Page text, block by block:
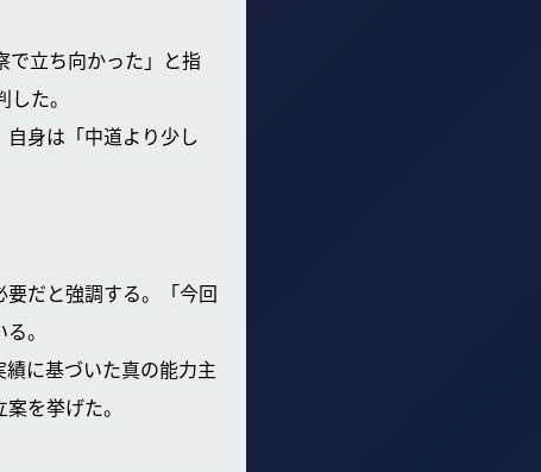
で立ち向かった」と指
た。
身は「中道より少し
だと強調する。「今回
。
に基づいた真の能力主
を挙げた。